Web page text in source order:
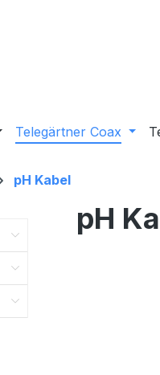
Telegärtner Coax
pH Kabel
pH